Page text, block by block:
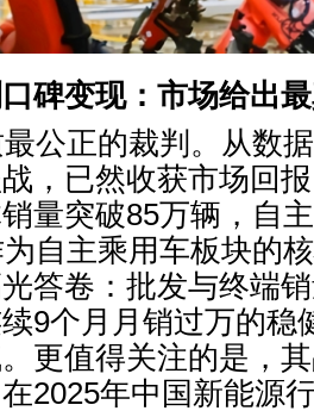
碑变现：市场给出
公正的裁判。从数
，已然收获市场回
量突破85万辆，自
自主乘用车板块的
答卷：批发与终端
9个月月销过万的稳
更值得关注的是，
2025年中国新能源